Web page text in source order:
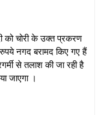
चोरी के उक्त प्रकरण
नगद बरामद किए गए हैं
से तलाश की जा रही है
जाएगा ।